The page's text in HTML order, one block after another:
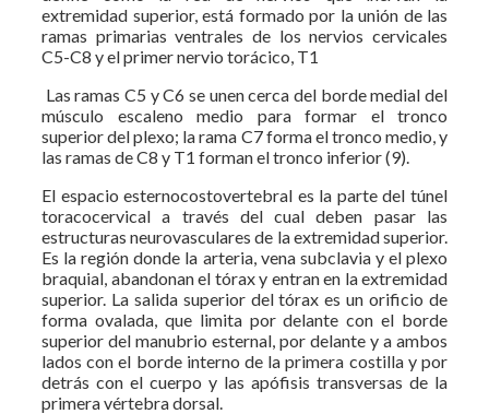
extremidad superior, está formado por la unión de las
ramas primarias ventrales de los nervios cervicales
C5-C8 y el primer nervio torácico, T1
Las ramas C5 y C6 se unen cerca del borde medial del
músculo escaleno medio para formar el tronco
superior del plexo; la rama C7 forma el tronco medio, y
las ramas de C8 y T1 forman el tronco inferior (9).
El espacio esternocostovertebral es la parte del túnel
toracocervical a través del cual deben pasar las
estructuras neurovasculares de la extremidad superior.
Es la región donde la arteria, vena subclavia y el plexo
braquial, abandonan el tórax y entran en la extremidad
superior. La salida superior del tórax es un orificio de
forma ovalada, que limita por delante con el borde
superior del manubrio esternal, por delante y a ambos
lados con el borde interno de la primera costilla y por
detrás con el cuerpo y las apófisis transversas de la
primera vértebra dorsal.